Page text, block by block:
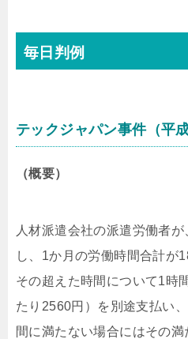
毎日判例
テックジャパン事件（平
（概要）
人材派遣会社の派遣労働者
し、1か月の労働時間合計が
その超えた時間について1時
たり2560円）を別途支払い
間に満たない場合にはその